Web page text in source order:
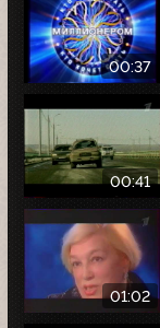
00:37
00:41
01:02